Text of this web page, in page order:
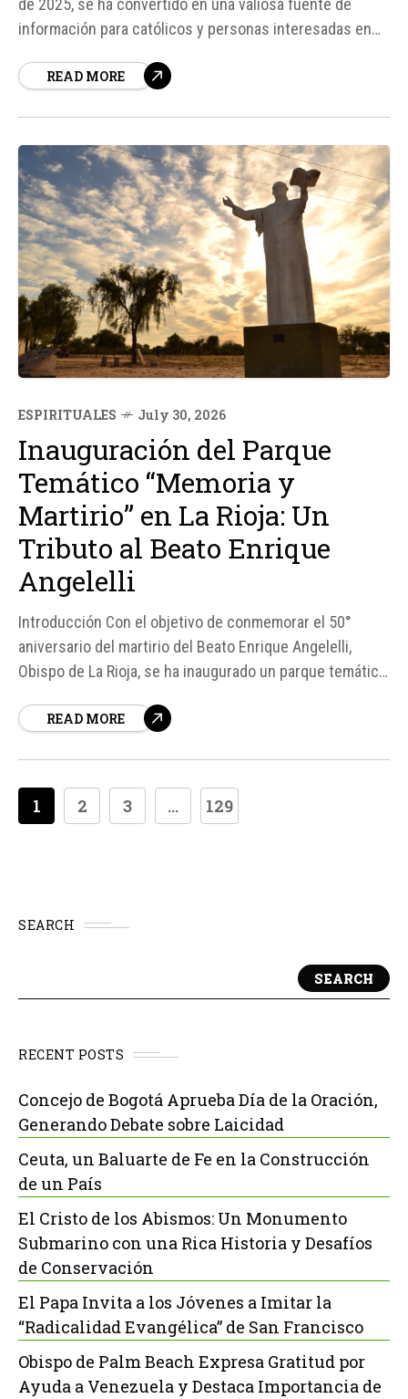
de 2025, se ha convertido en una valiosa fuente de
información para católicos y personas interesadas en
el doctor en informática Juan Manuel Valor, director del
READ MORE
ESPIRITUALES July 30, 2026
Inauguración del Parque
Temático “Memoria y
Martirio” en La Rioja: Un
Tributo al Beato Enrique
Angelelli
Introducción Con el objetivo de conmemorar el 50°
aniversario del martirio del Beato Enrique Angelelli,
Obispo de La Rioja, se ha inaugurado un parque temático
"Memoria y Martirio", busca combinar fe, historia y
READ MORE
1 2 3 ... 129
SEARCH
SEARCH
RECENT POSTS
Concejo de Bogotá Aprueba Día de la Oración,
Generando Debate sobre Laicidad
Ceuta, un Baluarte de Fe en la Construcción
de un País
El Cristo de los Abismos: Un Monumento
Submarino con una Rica Historia y Desafíos
de Conservación
El Papa Invita a los Jóvenes a Imitar la
“Radicalidad Evangélica” de San Francisco
Obispo de Palm Beach Expresa Gratitud por
Ayuda a Venezuela y Destaca Importancia de